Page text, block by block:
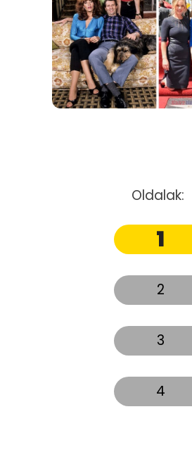
Oldalak:
1
2
3
4